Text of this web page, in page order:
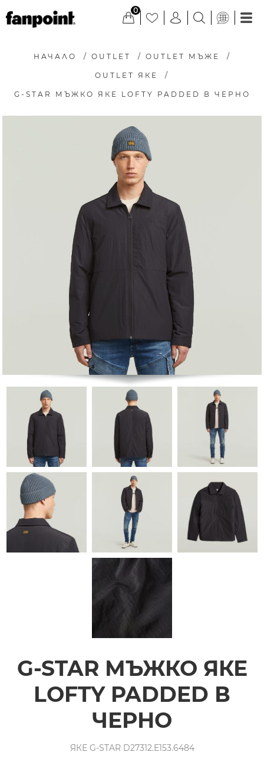
0
НАЧАЛО / OUTLET / OUTLET МЪЖЕ /
OUTLET ЯКЕ /
G-STAR МЪЖКО ЯКЕ LOFTY PADDED В ЧЕРНО
G-STAR МЪЖКО ЯКЕ
LOFTY PADDED В
ЧЕРНО
ЯКЕ G-STAR D27312.E153.6484